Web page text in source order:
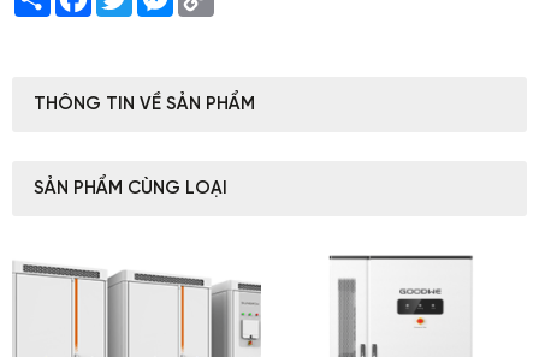
THÔNG TIN VỀ SẢN PHẨM
SẢN PHẨM CÙNG LOẠI